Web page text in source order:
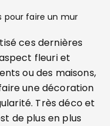
pour faire un mur
ces dernières
fleuri et
ou des maisons,
une décoration
Très déco et
de plus en plus